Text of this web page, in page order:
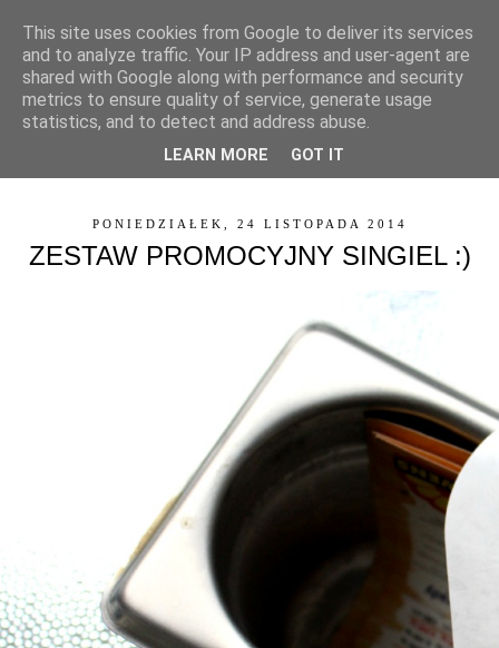
▼
PONIEDZIAŁEK, 24 LISTOPADA 2014
ZESTAW PROMOCYJNY SINGIEL :)
This site uses cookies from Google to deliver its services
and to analyze traffic. Your IP address and user-agent are
shared with Google along with performance and security
metrics to ensure quality of service, generate usage
statistics, and to detect and address abuse.
LEARN MORE GOT IT